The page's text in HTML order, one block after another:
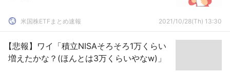
米国株ETFまとめ速報 2021/10/28(Th) 13:30
【悲報】ワイ「積立NISAそろそろ1万くらい
増えたかな？(ほんとは3万くらいやなw)」